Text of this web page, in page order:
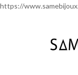
https://